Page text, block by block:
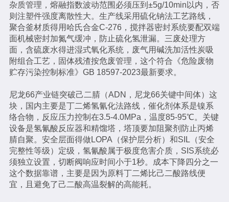
杂质管理，熔融指数波动范围必须压到±5g/10min以内，否
则注塑件强度离散性大。生产线采用硫化钠法工艺路线，
聚合釜材质得用哈氏合金C-276，搅拌器密封系统要配双端
面机械密封加氮气缓冲，防止硫化氢泄漏。三废处理方
面，含硫废水得进湿式氧化系统，废气用碱洗加活性炭吸
附组合工艺，固体残渣按危废管理，这个符合《危险废物
贮存污染控制标准》GB 18597-2023最新要求。
尼龙66产业链突破己二腈（ADN，尼龙66关键中间体）这
块，国内主要是丁二烯氢氰化法路线，催化剂体系是镍系
络合物，反应压力控制在3.5-4.0MPa，温度85-95℃。关键
设备是氢氰酸反应器和精馏塔，塔顶要加阻聚剂防止丙烯
腈自聚。安全层面得做LOPA（保护层分析）和SIL（安全
完整性等级）定级，氢氰酸属于极度危害介质，SIS系统必
须独立设置，切断阀响应时间小于1秒。成本下降四分之一
这个数据靠谱，主要是因为原料丁二烯比己二酸路线便
宜，且避免了己二酸高温裂解的高能耗。